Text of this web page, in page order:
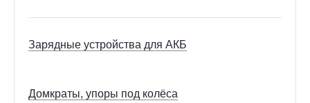
Зарядные устройства для АКБ
Домкраты, упоры под колёса